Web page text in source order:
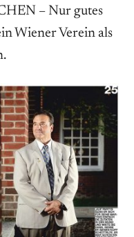
– Nur gutes
Wiener Verein als